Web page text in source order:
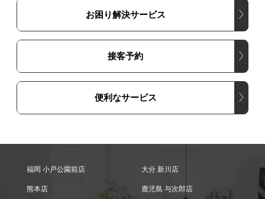
お困り解決サービス
接客予約
便利なサービス
福岡 小戸公園前店 大分 新川店
熊本店 鹿児島 与次郎店